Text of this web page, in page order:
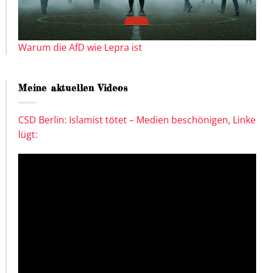
Warum die AfD wie Lepra ist
Meine aktuellen Videos
CSD Berlin: Islamist tötet – Medien beschönigen, Linke
lügt: